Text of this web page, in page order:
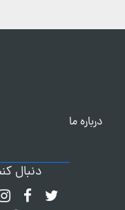
درباره ما
دنبال